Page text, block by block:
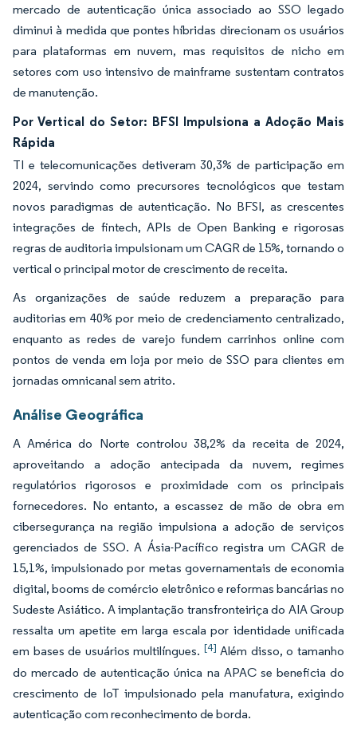
mercado de autenticação única associado ao SSO legado
diminui à medida que pontes híbridas direcionam os usuários
para plataformas em nuvem, mas requisitos de nicho em
setores com uso intensivo de mainframe sustentam contratos
de manutenção.
Por Vertical do Setor: BFSI Impulsiona a Adoção Mais
Rápida
TI e telecomunicações detiveram 30,3% de participação em
2024, servindo como precursores tecnológicos que testam
novos paradigmas de autenticação. No BFSI, as crescentes
integrações de fintech, APIs de Open Banking e rigorosas
regras de auditoria impulsionam um CAGR de 15%, tornando o
vertical o principal motor de crescimento de receita.
As organizações de saúde reduzem a preparação para
auditorias em 40% por meio de credenciamento centralizado,
enquanto as redes de varejo fundem carrinhos online com
pontos de venda em loja por meio de SSO para clientes em
jornadas omnicanal sem atrito.
Análise Geográfica
A América do Norte controlou 38,2% da receita de 2024,
aproveitando a adoção antecipada da nuvem, regimes
regulatórios rigorosos e proximidade com os principais
fornecedores. No entanto, a escassez de mão de obra em
cibersegurança na região impulsiona a adoção de serviços
gerenciados de SSO. A Ásia-Pacífico registra um CAGR de
15,1%, impulsionado por metas governamentais de economia
digital, booms de comércio eletrônico e reformas bancárias no
Sudeste Asiático. A implantação transfronteiriça do AIA Group
ressalta um apetite em larga escala por identidade unificada
em bases de usuários multilíngues. [4] Além disso, o tamanho
do mercado de autenticação única na APAC se beneficia do
crescimento de IoT impulsionado pela manufatura, exigindo
autenticação com reconhecimento de borda.